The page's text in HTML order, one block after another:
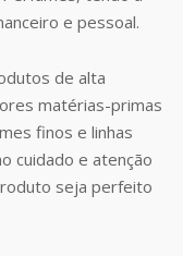
e pessoal.
de alta
matérias-primas
finos e linhas
cuidado e atenção
seja perfeito